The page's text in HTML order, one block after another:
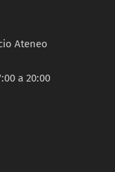
Ateneo
a 20:00